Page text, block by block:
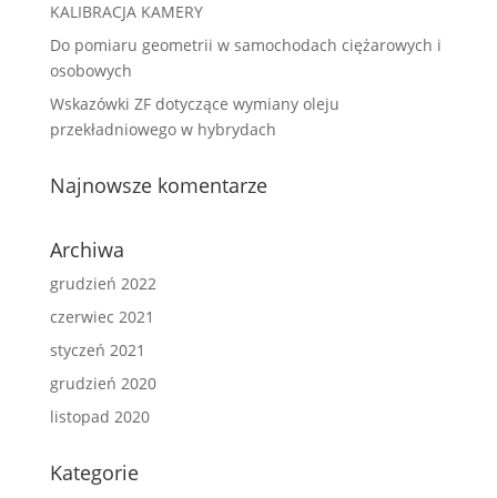
KALIBRACJA KAMERY
Do pomiaru geometrii w samochodach ciężarowych i
osobowych
Wskazówki ZF dotyczące wymiany oleju
przekładniowego w hybrydach
Najnowsze komentarze
Archiwa
grudzień 2022
czerwiec 2021
styczeń 2021
grudzień 2020
listopad 2020
Kategorie